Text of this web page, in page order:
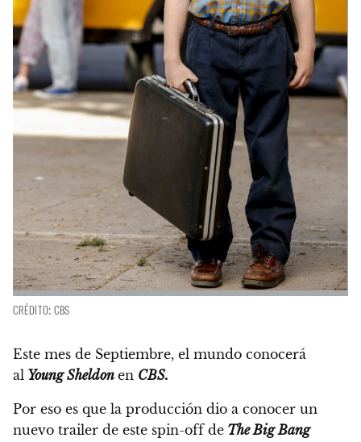
CRÉDITO: CBS
Este mes de Septiembre, el mundo conocerá
al Young Sheldon en CBS.
Por eso es que la producción dio a conocer un
nuevo trailer de este spin-off de The Big Bang